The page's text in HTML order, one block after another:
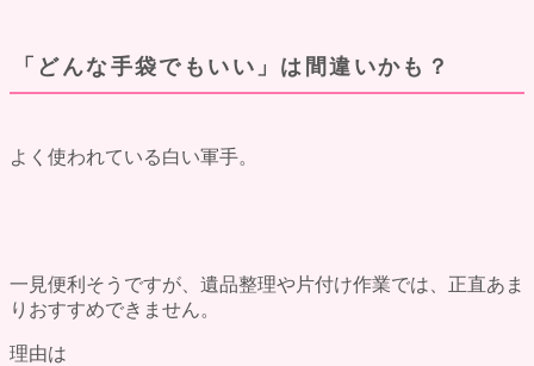
「どんな手袋でもいい」は間違いかも？
よく使われている白い軍手。
一見便利そうですが、遺品整理や片付け作業では、正直あま
りおすすめできません。
理由は